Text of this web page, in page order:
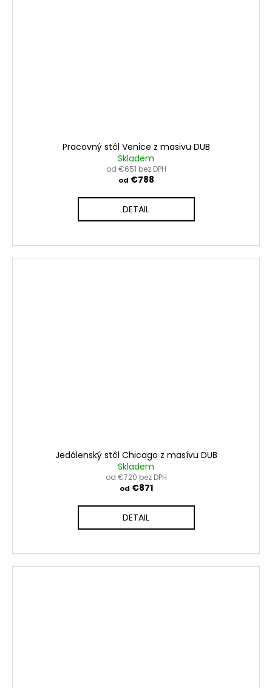
Pracovný stôl Venice z masivu DUB
Skladem
od €651 bez DPH
od €788
DETAIL
Jedálenský stôl Chicago z masívu DUB
Skladem
od €720 bez DPH
od €871
DETAIL